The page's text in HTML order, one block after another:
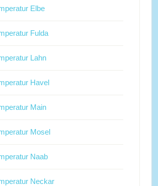
Elbe
Fulda
Lahn
Havel
Main
Mosel
Naab
Neckar